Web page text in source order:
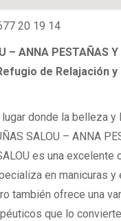
20 19 14
– ANNA PESTAÑAS
de Relajación
donde la belleza y
SALOU – ANNA
es una excelente
en manicuras y
también ofrece una
que lo